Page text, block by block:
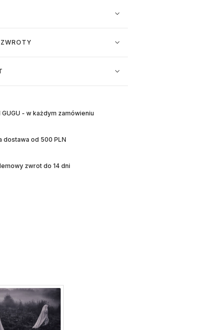
GUGU - w każdym zamówieniu
dostawa od 500 PLN
zwrot do 14 dni